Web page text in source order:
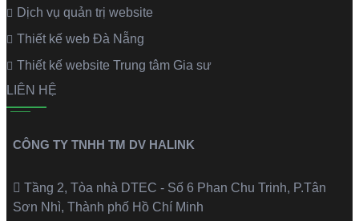
Dịch vụ quản trị website
Thiết kế web Đà Nẵng
Thiết kế website Trung tâm Gia sư
LIÊN HỆ
CÔNG TY TNHH TM DV HALINK
Tầng 2, Tòa nhà DTEC - Số 6 Phan Chu Trinh, P.Tân
Sơn Nhì, Thành phố Hồ Chí Minh